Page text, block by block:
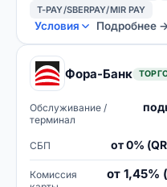
T-PAY/SBERPAY/MIR PAY
Условия Подробнее
Фора-Банк
Обслуживание /
терминал
СБП от 0%
Комиссия
от 1,45%